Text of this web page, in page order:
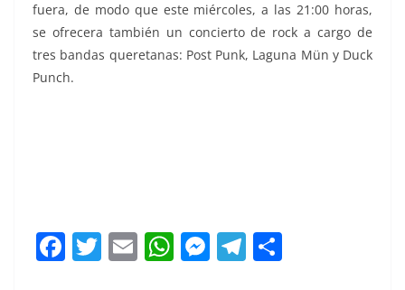
fuera, de modo que este miércoles, a las 21:00 horas,
se ofrecera también un concierto de rock a cargo de
tres bandas queretanas: Post Punk, Laguna Mün y Duck
Punch.
F T E W M T